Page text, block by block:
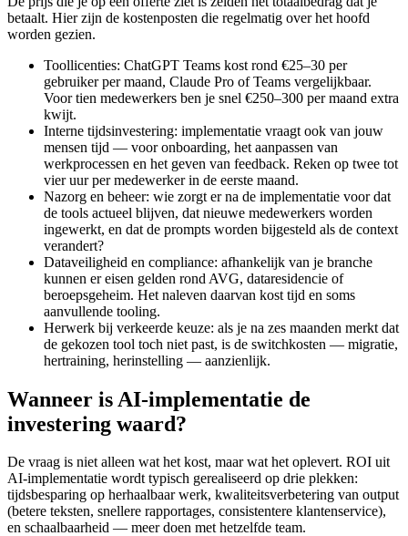
betaalt. Hier zijn de kostenposten die regelmatig over het hoofd
worden gezien.
Toollicenties: ChatGPT Teams kost rond €25–30 per
gebruiker per maand, Claude Pro of Teams vergelijkbaar.
Voor tien medewerkers ben je snel €250–300 per maand extra
kwijt.
Interne tijdsinvestering: implementatie vraagt ook van jouw
mensen tijd — voor onboarding, het aanpassen van
werkprocessen en het geven van feedback. Reken op twee tot
vier uur per medewerker in de eerste maand.
Nazorg en beheer: wie zorgt er na de implementatie voor dat
de tools actueel blijven, dat nieuwe medewerkers worden
ingewerkt, en dat de prompts worden bijgesteld als de context
verandert?
Dataveiligheid en compliance: afhankelijk van je branche
kunnen er eisen gelden rond AVG, dataresidencie of
beroepsgeheim. Het naleven daarvan kost tijd en soms
aanvullende tooling.
Herwerk bij verkeerde keuze: als je na zes maanden merkt dat
de gekozen tool toch niet past, is de switchkosten — migratie,
hertraining, herinstelling — aanzienlijk.
Wanneer is AI-implementatie de
investering waard?
De vraag is niet alleen wat het kost, maar wat het oplevert. ROI uit
AI-implementatie wordt typisch gerealiseerd op drie plekken:
tijdsbesparing op herhaalbaar werk, kwaliteitsverbetering van output
(betere teksten, snellere rapportages, consistentere klantenservice),
en schaalbaarheid — meer doen met hetzelfde team.